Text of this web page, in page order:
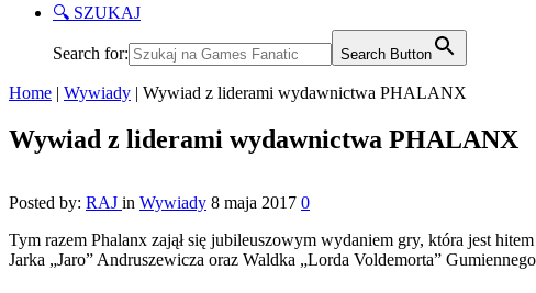
🔍 SZUKAJ
Search for: Search Button
Home | Wywiady | Wywiad z liderami wydawnictwa PHALANX
Wywiad z liderami wydawnictwa PHALANX
Posted by: RAJ in Wywiady 8 maja 2017 0
Tym razem Phalanx zajął się jubileuszowym wydaniem gry, która jest
Jarka „Jaro” Andruszewicza oraz Waldka „Lorda Voldemorta”